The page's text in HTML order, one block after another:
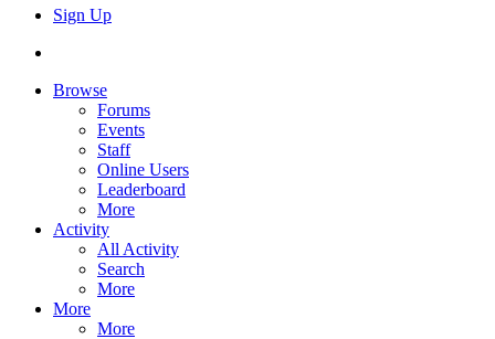
Sign Up
Browse
Forums
Events
Staff
Online Users
Leaderboard
More
Activity
All Activity
Search
More
More
More